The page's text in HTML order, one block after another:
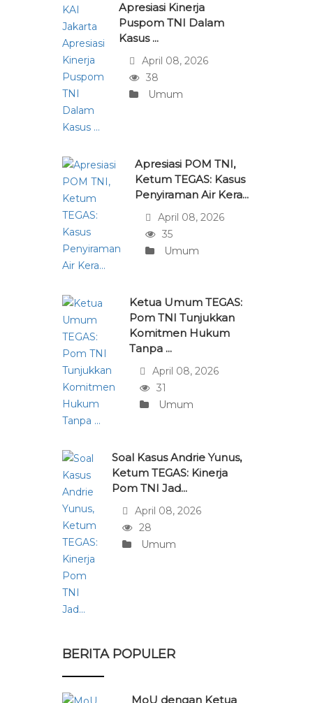
Apresiasi Kinerja
Puspom TNI Dalam
Kasus ...
April 08, 2026
38
Umum
Apresiasi POM TNI,
Ketum TEGAS: Kasus
Penyiraman Air Kera...
April 08, 2026
35
Umum
Ketua Umum TEGAS:
Pom TNI Tunjukkan
Komitmen Hukum
Tanpa ...
April 08, 2026
31
Umum
Soal Kasus Andrie Yunus,
Ketum TEGAS: Kinerja
Pom TNI Jad...
April 08, 2026
28
Umum
BERITA POPULER
MoU dengan Ketua